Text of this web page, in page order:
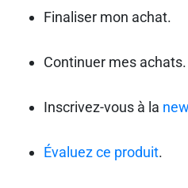
Finaliser mon achat.
Continuer mes achats.
Inscrivez-vous à la
Évaluez ce produit.